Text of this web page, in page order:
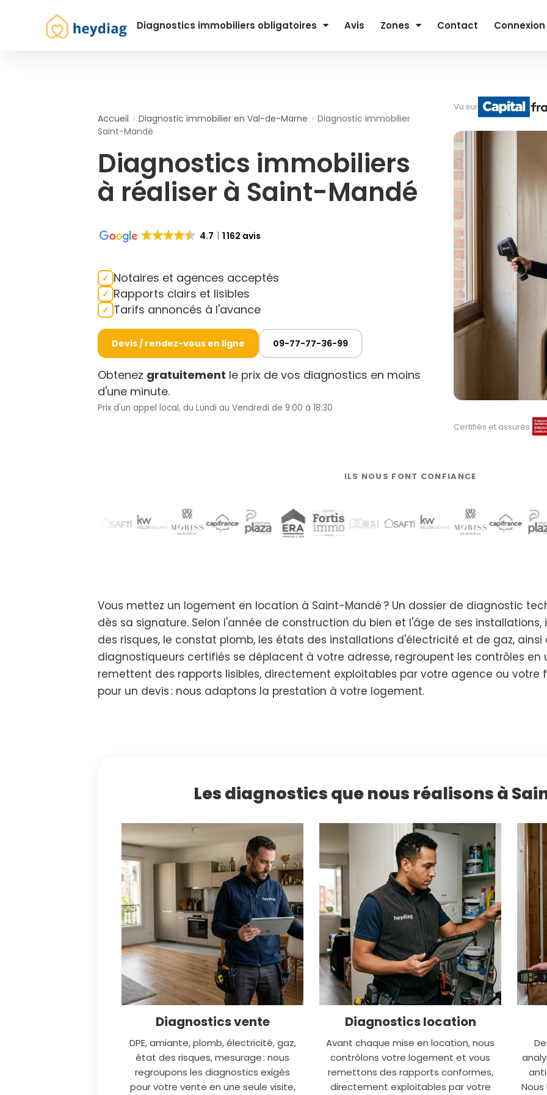
Diagnostics immobiliers obligatoires Avis Zones Contact Connexion
Accueil › Diagnostic immobilier en Val-de-Marne › Diagnostic immobilier
Saint-Mandé
Diagnostics immobiliers
à réaliser à Saint-Mandé
4.7 1 162 avis
Notaires et agences acceptés
Rapports clairs et lisibles
Tarifs annoncés à l'avance
Devis / rendez-vous en ligne 09-77-77-36-99
Obtenez gratuitement le prix de vos diagnostics en moins
d'une minute.
Prix d'un appel local, du Lundi au Vendredi de 9:00 à 18:30
Vu sur
Certifiés et assurés
ILS NOUS FONT CONFIANCE
Vous mettez un logement en location à Saint-Mandé ? Un dossier de diagnostic
dès sa signature. Selon l'année de construction du bien et l'âge de ses installations,
des risques, le constat plomb, les états des installations d'électricité et de gaz,
diagnostiqueurs certifiés se déplacent à votre adresse, regroupent les contrôles en
remettent des rapports lisibles, directement exploitables par votre agence ou
pour un devis : nous adaptons la prestation à votre logement.
Les diagnostics que nous réalisons à
Diagnostics vente
DPE, amiante, plomb, électricité, gaz,
état des risques, mesurage : nous
regroupons les diagnostics exigés
pour votre vente en une seule visite,
Diagnostics location
Avant chaque mise en location, nous
contrôlons votre logement et vous
remettons des rapports conformes,
directement exploitables par votre